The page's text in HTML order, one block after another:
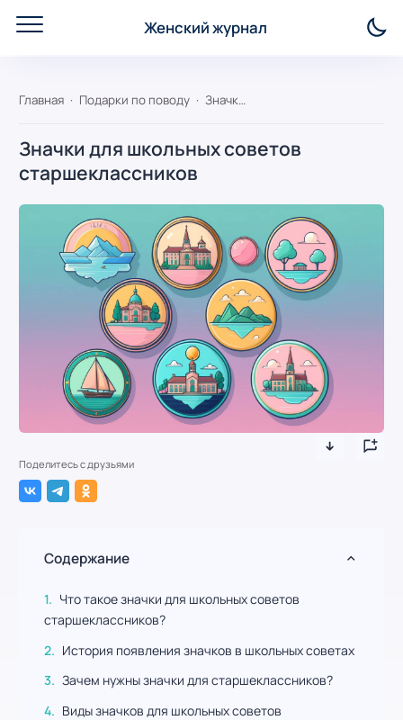
Женский журнал
Главная Подарки по поводу Значки для школьных советов старшеклассников
Значки для школьных советов
старшеклассников
Поделитесь с друзьями
Содержание
Что такое значки для школьных советов
старшеклассников?
История появления значков в школьных советах
Зачем нужны значки для старшеклассников?
Виды значков для школьных советов